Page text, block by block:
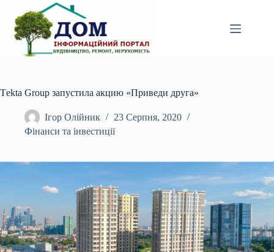
вмісту
Тekta Group запустила акцию «Приведи друга»
Ігор Олійник
23 Серпня, 2020
Фінанси та інвестиції